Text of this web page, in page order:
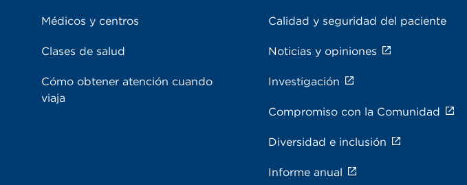
Médicos y centros
Clases de salud
Cómo obtener atención cuando
viaja
Calidad y seguridad del paciente
Noticias y opiniones
Investigación
Compromiso con la Comunidad
Diversidad e inclusión
Informe anual